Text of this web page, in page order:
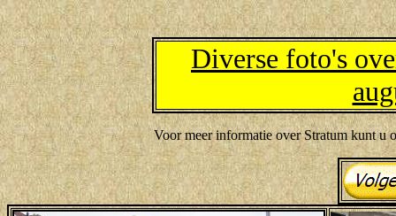
Diverse foto's
Voor meer informatie over Stratum kunt u